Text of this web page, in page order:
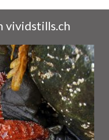
vividstills.ch